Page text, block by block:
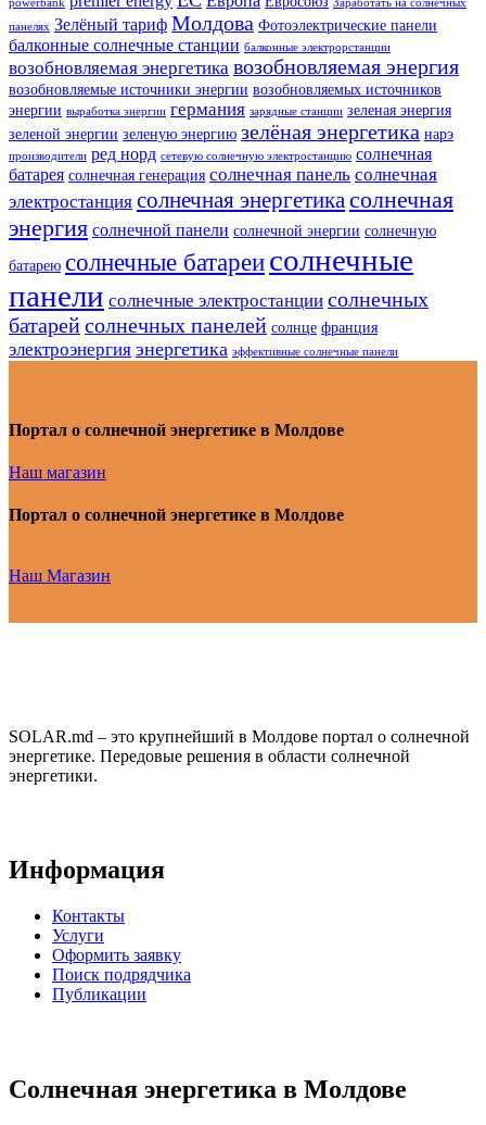
powerbank
Заработать на солнечных
панелях Зелёный тариф Молдова Фотоэлектрические панели
балконные солнечные станции балконные электрорстанции
возобновляемая энергетика возобновляемая энергия
возобновляемые источники энергии возобновляемых источников
энергии выработка энергии германия зарядные станции зеленая энергия
зеленой энергии зеленую энергию зелёная энергетика нарэ
производители ред норд сетевую солнечную электростанцию солнечная
батарея солнечная генерация солнечная панель солнечная
электростанция солнечная энергетикасолнечная
энергия солнечной панели солнечной энергии солнечную
батарею солнечные батареисолнечные
панели солнечные электростанции солнечных
батарейсолнечных панелей солнце франция
электроэнергия энергетика эффективные солнечные панели
Портал о солнечной энергетике в Молдове
Наш магазин
Портал о солнечной энергетике в Молдове
Наш Магазин
SOLAR.md – это крупнейший в Молдове портал о солнечной
энергетике. Передовые решения в области солнечной
энергетики.
Информация
Контакты
Услуги
Оформить заявку
Поиск подрядчика
Публикации
Солнечная энергетика в Молдове